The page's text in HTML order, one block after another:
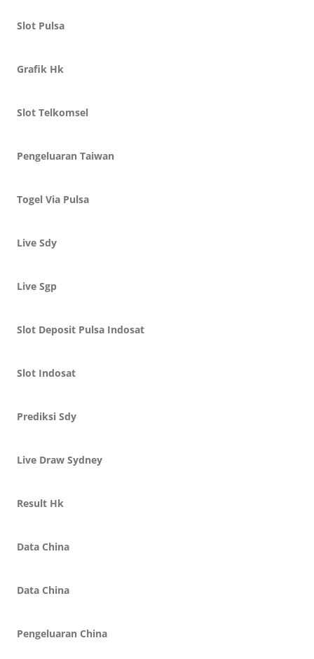
Slot Pulsa
Grafik Hk
Slot Telkomsel
Pengeluaran Taiwan
Togel Via Pulsa
Live Sdy
Live Sgp
Slot Deposit Pulsa Indosat
Slot Indosat
Prediksi Sdy
Live Draw Sydney
Result Hk
Data China
Data China
Pengeluaran China